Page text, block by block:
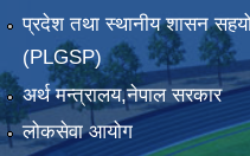
प्रदेश तथा स्थानीय शासन
(PLGSP)
अर्थ मन्त्रालय,नेपाल सरकार
लोकसेवा आयोग